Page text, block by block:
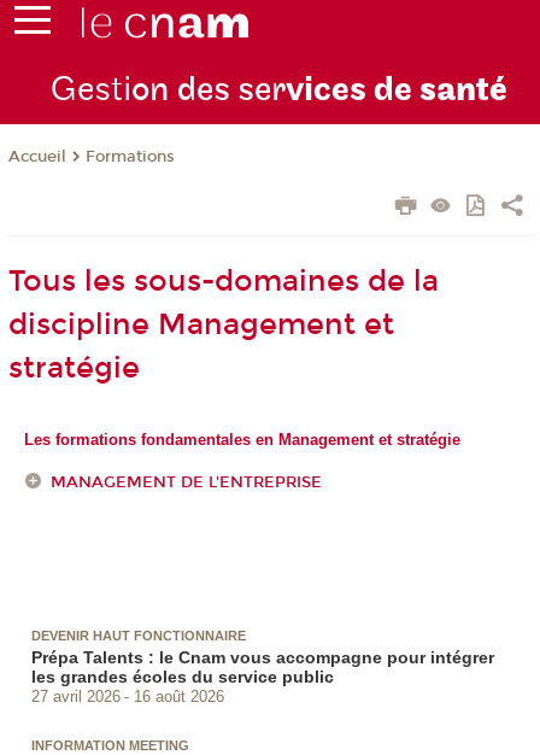
Gestion des services de santé
Accueil Formations
Tous les sous-domaines de la
discipline Management et
stratégie
Les formations fondamentales en Management et stratégie
MANAGEMENT DE L'ENTREPRISE
DEVENIR HAUT FONCTIONNAIRE
Prépa Talents : le Cnam vous accompagne pour intégrer
les grandes écoles du service public
27 avril 2026 16 août 2026
INFORMATION MEETING